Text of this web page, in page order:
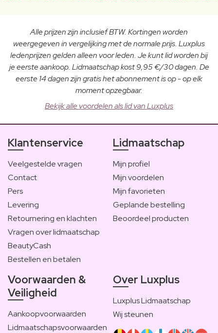
Alle prijzen zijn inclusief BTW. Kortingen worden
weergegeven in vergelijking met de normale prijs. Luxplus
ledenprijzen gelden alleen voor leden. Je kunt lid worden bij
je eerste aankoop. Lidmaatschap kost 9,95 €/30 dagen. De
eerste 14 dagen zijn gratis het abonnement is op - op elk
moment opzegbaar.
Bekijk alle voordelen als lid van Luxplus
Klantenservice
Veelgestelde vragen
Contact
Pers
Levering
Retournering en klachten
Vragen over lidmaatschap
BeautyCash
Bestellen en betalen
Lidmaatschap
Mijn profiel
Mijn voordelen
Mijn favorieten
Geplande bestelling
Beoordeel producten
Voorwaarden &
Veiligheid
Aankoopvoorwaarden
Lidmaatschapsvoorwaarden
Over Luxplus
Luxplus Lidmaatschap
Wij steunen